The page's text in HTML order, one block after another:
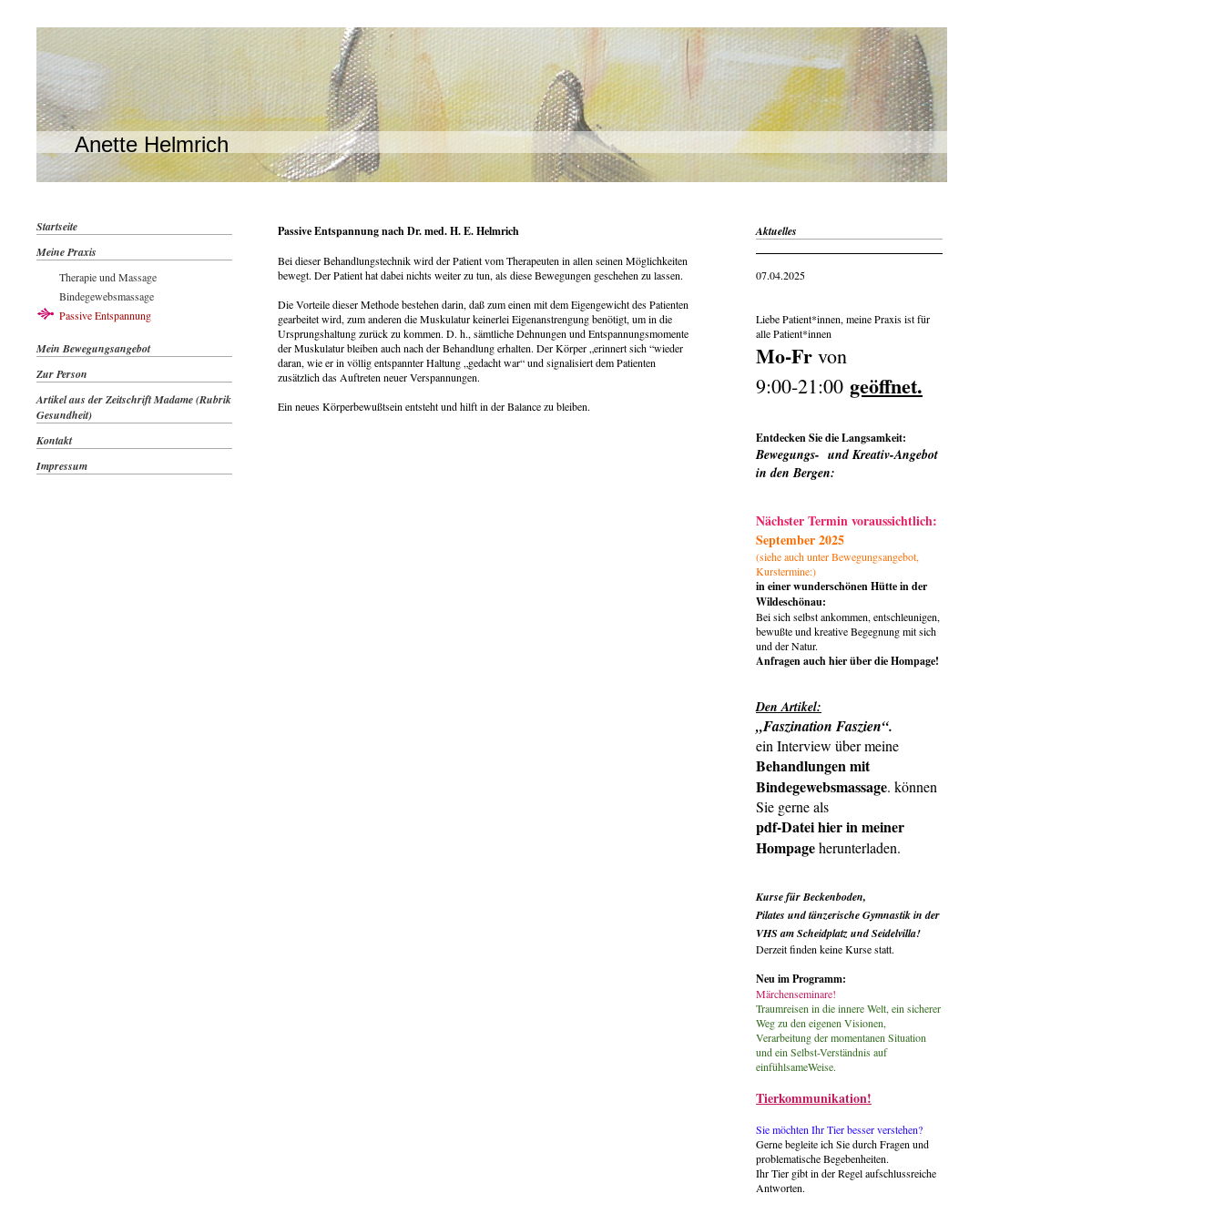
Anette Helmrich
Startseite
Meine Praxis
Therapie und Massage
Bindegewebsmassage
Passive Entspannung
Mein Bewegungsangebot
Zur Person
Artikel aus der Zeitschrift Madame (Rubrik
Gesundheit)
Kontakt
Impressum
Passive Entspannung nach Dr. med. H. E. Helmrich
Bei dieser Behandlungstechnik wird der Patient vom Therapeuten in allen seinen Möglichkeiten
bewegt. Der Patient hat dabei nichts weiter zu tun, als diese Bewegungen geschehen zu lassen.
Die Vorteile dieser Methode bestehen darin, daß zum einen mit dem Eigengewicht des Patienten
gearbeitet wird, zum anderen die Muskulatur keinerlei Eigenanstrengung benötigt, um in die
Ursprungshaltung zurück zu kommen. D. h., sämtliche Dehnungen und Entspannungsmomente
der Muskulatur bleiben auch nach der Behandlung erhalten. Der Körper „erinnert sich “wieder
daran, wie er in völlig entspannter Haltung „gedacht war“ und signalisiert dem Patienten
zusätzlich das Auftreten neuer Verspannungen.
Ein neues Körperbewußtsein entsteht und hilft in der Balance zu bleiben.
Aktuelles
07.04.2025
Liebe Patient*innen, meine Praxis ist für
alle Patient*innen
Mo-Fr von
9:00-21:00 geöffnet.
Entdecken Sie die Langsamkeit:
Bewegungs- und Kreativ-Angebot
in den Bergen:
Nächster Termin voraussichtlich:
September 2025
(siehe auch unter Bewegungsangebot,
Kurstermine:)
in einer wunderschönen Hütte in der
Wildeschönau:
Bei sich selbst ankommen, entschleunigen,
bewußte und kreative Begegnung mit sich
und der Natur.
Anfragen auch hier über die Hompage!
Den Artikel:
„Faszination Faszien“.
ein Interview über meine
Behandlungen mit
Bindegewebsmassage. können
Sie gerne als
pdf-Datei hier in meiner
Hompageherunterladen.
Kurse fürBeckenboden,
Pilates und tänzerische Gymnastikin der
VHS am Scheidplatz und Seidelvilla!
Derzeit finden keine Kurse statt.
Neu im Programm:
Märchenseminare!
Traumreisen in die innere Welt, ein sicherer
Weg zu den eigenen Visionen,
Verarbeitung der momentanen Situation
und ein Selbst-Verständnis auf
einfühlsameWeise.
Tierkommunikation!
Sie möchten Ihr Tier besser verstehen?
Gerne begleite ich Sie durch Fragen und
problematische Begebenheiten.
Ihr Tier gibt in der Regel aufschlussreiche
Antworten.